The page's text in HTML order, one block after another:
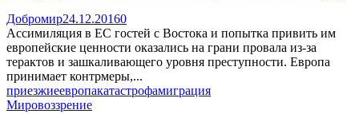
Добромир24.12.20160
Ассимиляция в ЕС гостей с Востока и попытка привить им
европейские ценности оказались на грани провала из-за
терактов и зашкаливающего уровня преступности. Европа
принимает контрмеры,...
приезжиеевропакатастрофамиграция
Мировоззрение